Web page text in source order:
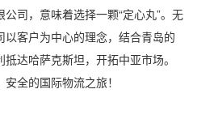
司，意味着选择一颗“定心丸”。无
客户为中心的理念，结合青岛的
达哈萨克斯坦，开拓中亚市场。
全的国际物流之旅！